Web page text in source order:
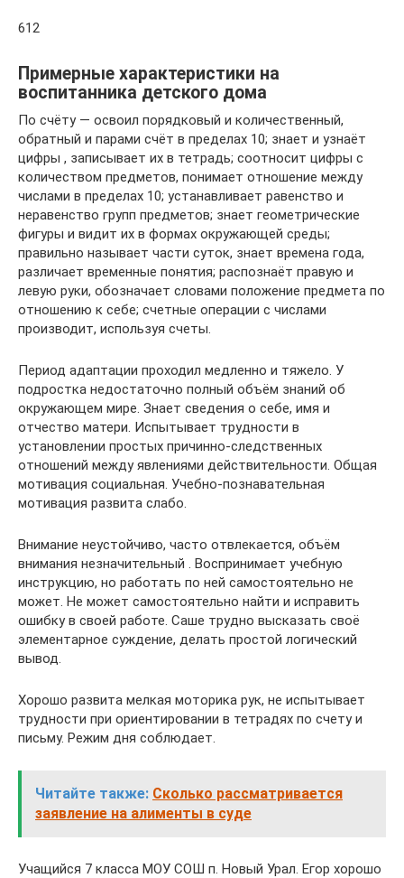
612
Примерные характеристики на
воспитанника детского дома
По счёту — освоил порядковый и количественный,
обратный и парами счёт в пределах 10; знает и узнаёт
цифры , записывает их в тетрадь; соотносит цифры с
количеством предметов, понимает отношение между
числами в пределах 10; устанавливает равенство и
неравенство групп предметов; знает геометрические
фигуры и видит их в формах окружающей среды;
правильно называет части суток, знает времена года,
различает временные понятия; распознаёт правую и
левую руки, обозначает словами положение предмета по
отношению к себе; счетные операции с числами
производит, используя счеты.
Период адаптации проходил медленно и тяжело. У
подростка недостаточно полный объём знаний об
окружающем мире. Знает сведения о себе, имя и
отчество матери. Испытывает трудности в
установлении простых причинно-следственных
отношений между явлениями действительности. Общая
мотивация социальная. Учебно-познавательная
мотивация развита слабо.
Внимание неустойчиво, часто отвлекается, объём
внимания незначительный . Воспринимает учебную
инструкцию, но работать по ней самостоятельно не
может. Не может самостоятельно найти и исправить
ошибку в своей работе. Саше трудно высказать своё
элементарное суждение, делать простой логический
вывод.
Хорошо развита мелкая моторика рук, не испытывает
трудности при ориентировании в тетрадях по счету и
письму. Режим дня соблюдает.
Читайте также: Сколько рассматривается
заявление на алименты в суде
Учащийся 7 класса МОУ СОШ п. Новый Урал. Егор хорошо